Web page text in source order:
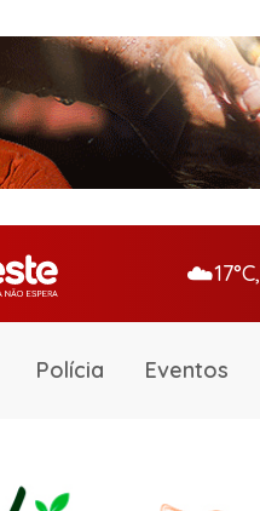
☁️17°C,
Polícia Eventos